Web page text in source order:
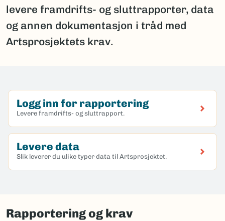
levere framdrifts- og sluttrapporter, data
og annen dokumentasjon i tråd med
Artsprosjektets krav.
Logg inn for rapportering
Levere framdrifts- og sluttrapport.
Levere data
Slik leverer du ulike typer data til Artsprosjektet.
Rapportering og krav